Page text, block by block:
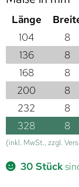
Länge
104
8
136
8
168
8
200
8
232
8
328
8
(inkl. MwSt., zzgl.
30 Stück